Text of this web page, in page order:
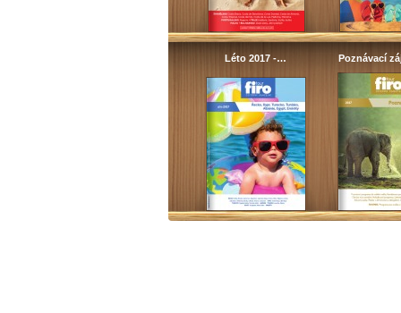
Léto 2017 -… Poznávací